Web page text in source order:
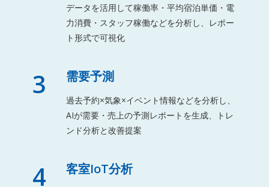
データを活用して稼働率・平均宿泊単価・電
力消費・スタッフ稼働などを分析し、レポー
ト形式で可視化
3 需要予測
過去予約×気象×イベント情報などを分析し、
AIが需要・売上の予測レポートを生成、トレ
ンド分析と改善提案
4 客室IoT分析